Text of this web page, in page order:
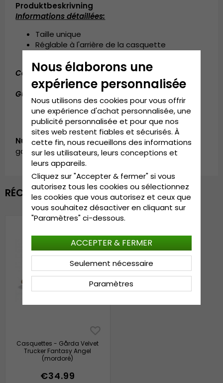
Produktbeskrivning
Informations détaillées:
Taille unique
Réglable à l'arrière de la casquette
Composition:Coton / Polyester
Guide des tailles:
Taille unique.
Numéro d’article:
garda.cap.trucker.velvet.fantasyangel-brown
RÉCEMMENT VU
Casquettes - Gårda Velvet
Trucker Fantasy Angel
(mordoré)
€34.99
Nous élaborons une
expérience personnalisée
Nous utilisons des cookies pour vous offrir
une expérience d'achat personnalisée, une
publicité personnalisée et pour que nos
sites web restent fiables et sécurisés. À
cette fin, nous recueillons des informations
sur les utilisateurs, leurs conceptions et
leurs appareils.
Cliquez sur "Accepter & fermer" si vous
autorisez tous les cookies ou sélectionnez
les cookies que vous autorisez et ceux que
vous souhaitez désactiver en cliquant sur
"Paramètres" ci-dessous.
Paramètres
Seulement nécessaire
ACCEPTER & FERMER